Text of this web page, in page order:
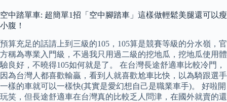
空中踏單車: 超簡單1招「空中腳踏車」這樣做輕鬆美腿還可以瘦
小腹！
預算充足的話請上到三級的105，105算是競賽等級的分水嶺，官
方稱為專業入門級，不過我只用過二級的挖地瓜，挖地瓜使用體
驗良好，不曉得105如何就是了。 在台灣長途舒適車比較冷門，
因為台灣人都喜歡輸贏，看到人就喜歡尬車比快，以為騎跟選手
一樣的車就可以一樣快(其實是愛幻想自己是職業車手)。 好啦開
玩笑，但長途舒適車在台灣真的比較乏人問津，在國外就賣的還